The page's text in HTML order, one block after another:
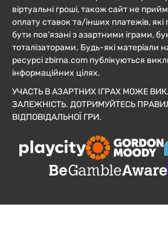
віртуальні гроші, також сайт не
оплату ставок та/інших платежів, які
бути пов’язані з азартними іграми,
тоталізаторами. Будь-які матеріали
ресурсі zbirna.com публікуються
інформаційних цілях.
УЧАСТЬ В АЗАРТНИХ ІГРАХ МОЖЕ
ЗАЛЕЖНІСТЬ. ДОТРИМУЙТЕСЬ
ВІДПОВІДАЛЬНОЇ ГРИ.